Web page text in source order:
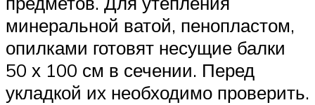
минеральной ватой, пенопластом,
опилками готовят несущие балки
50 х 100 см в сечении. Перед
укладкой их необходимо проверить.